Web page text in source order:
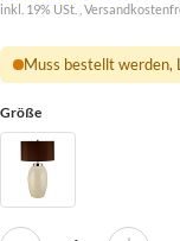
inkl. 19% USt. ,
Muss bestellt
Größe